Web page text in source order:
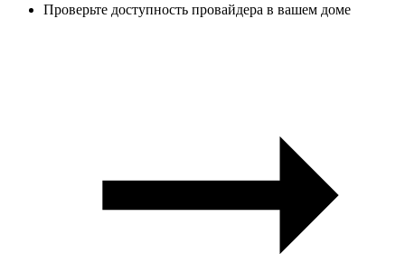
Проверьте доступность провайдера в вашем доме